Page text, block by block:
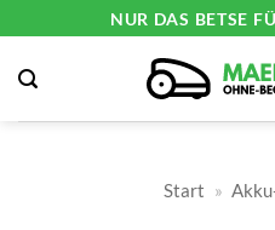
springen
NUR DAS BETSE
Start »